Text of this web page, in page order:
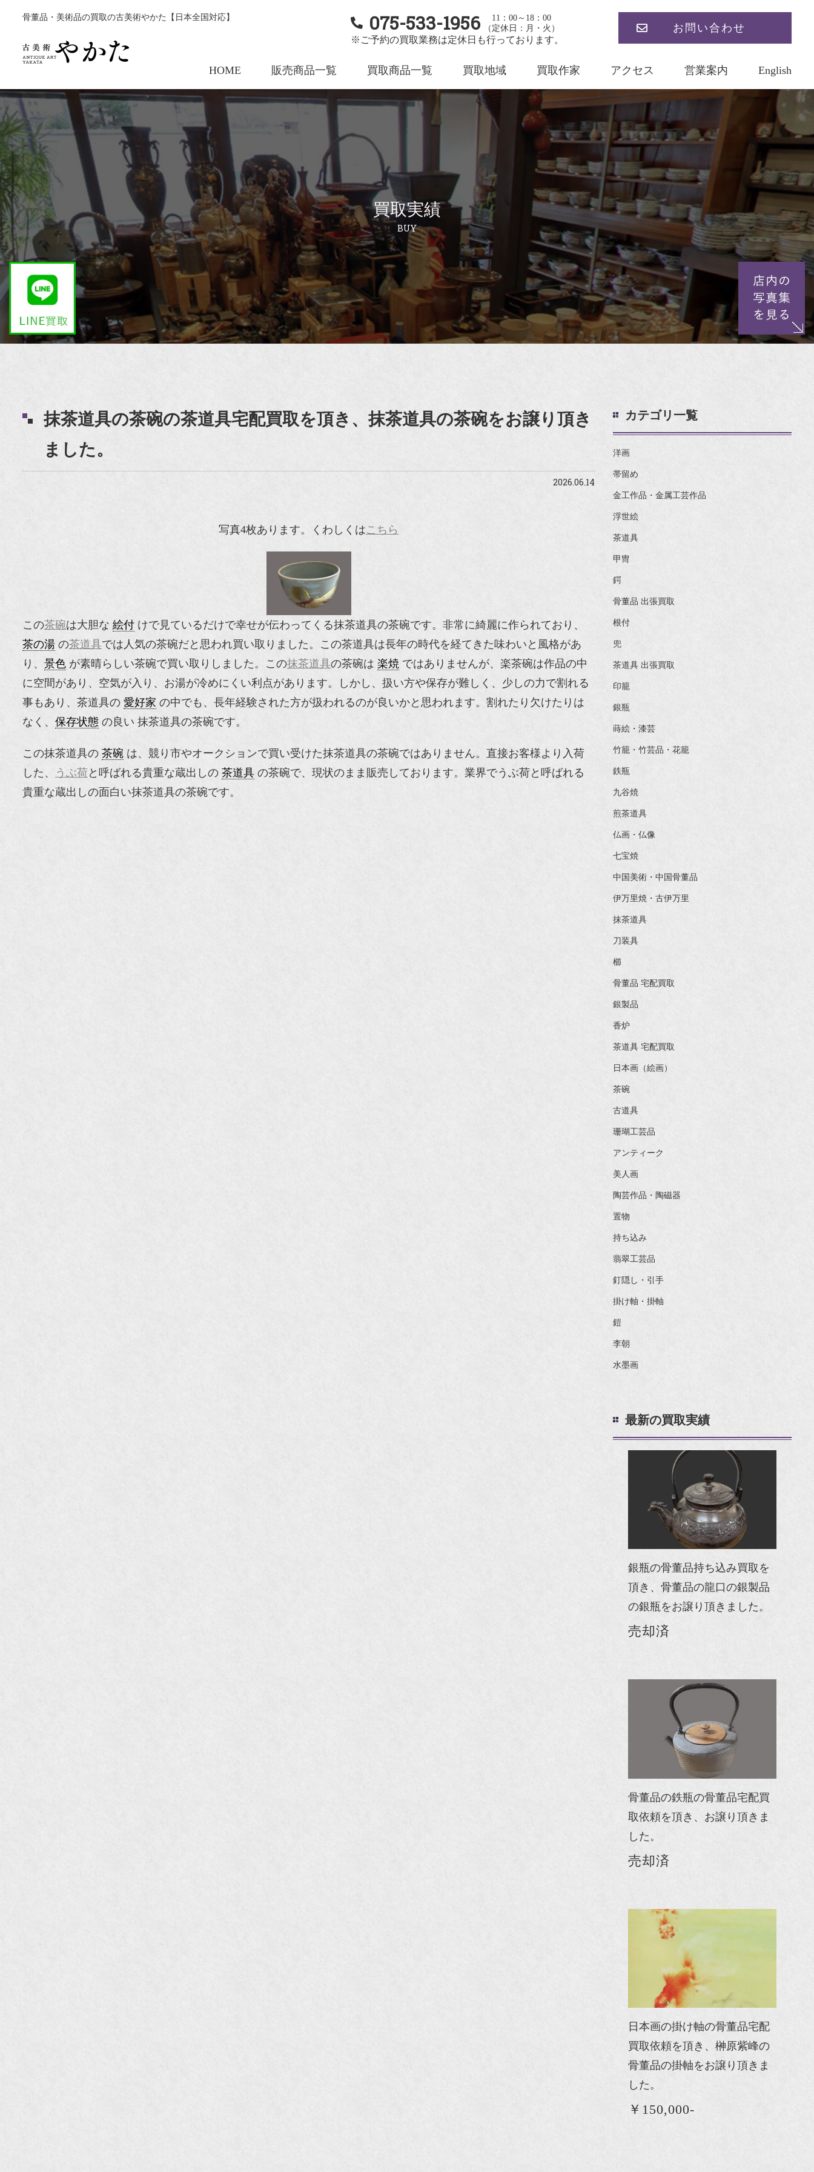
骨董品・美術品の買取の古美術やかた【日本全国対応】 075-533-1956
11：00～18：00
（定休日：月・火）
※ご予約の買取業務は定休日も行っております。
お問い合わせ
HOME 販売商品一覧 買取商品一覧 買取地域 買取作家 アクセス 営業案内 English
買取実績
BUY
抹茶道具の茶碗の茶道具宅配買取を頂き、抹茶道具の茶碗をお譲り頂き
ました。
2026.06.14
写真4枚あります。くわしくはこちら
この茶碗は大胆な 絵付 けで見ているだけで幸せが伝わってくる抹茶道具の茶碗です。非常に綺麗に作られており、
茶の湯 の茶道具では人気の茶碗だと思われ買い取りました。この茶道具は長年の時代を経てきた味わいと風格があ
り、 景色 が素晴らしい茶碗で買い取りしました。この抹茶道具の茶碗は 楽焼 ではありませんが、楽茶碗は作品の中
に空間があり、空気が入り、お湯が冷めにくい利点があります。しかし、扱い方や保存が難しく、少しの力で割れる
事もあり、茶道具の 愛好家 の中でも、長年経験された方が扱われるのが良いかと思われます。割れたり欠けたりは
なく、 保存状態 の良い 抹茶道具の茶碗です。
この抹茶道具の 茶碗 は、競り市やオークションで買い受けた抹茶道具の茶碗ではありません。直接お客様より入荷
した、
うぶ荷と呼ばれる貴重な蔵出しの 茶道具 の茶碗で、現状のまま販売しております。業界でうぶ荷と呼ばれる
貴重な蔵出しの面白い抹茶道具の茶碗です。
カテゴリ一覧
洋画
帯留め
金工作品・金属工芸作品
浮世絵
茶道具
甲冑
鍔
骨董品 出張買取
根付
兜
茶道具 出張買取
印籠
銀瓶
蒔絵・漆芸
竹籠・竹芸品・花籠
鉄瓶
九谷焼
煎茶道具
仏画・仏像
七宝焼
中国美術・中国骨董品
伊万里焼・古伊万里
抹茶道具
刀装具
櫛
骨董品 宅配買取
銀製品
香炉
茶道具 宅配買取
日本画（絵画）
茶碗
古道具
珊瑚工芸品
アンティーク
美人画
陶芸作品・陶磁器
置物
持ち込み
翡翠工芸品
釘隠し・引手
掛け軸・掛軸
鎧
李朝
水墨画
最新の買取実績
銀瓶の骨董品持ち込み買取を
頂き、骨董品の龍口の銀製品
の銀瓶をお譲り頂きました。
売却済
骨董品の鉄瓶の骨董品宅配買
取依頼を頂き、お譲り頂きま
した。
売却済
日本画の掛け軸の骨董品宅配
買取依頼を頂き、榊原紫峰の
骨董品の掛軸をお譲り頂きま
した。
￥150,000-